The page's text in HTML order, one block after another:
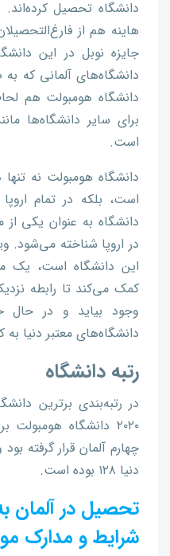
دانشگاه تحصیل
جایزه نوبل در این
دانشگاه‌های آلمانی که
دانشگاه هومبولت هم
برای سایر دانشگاه‌ها
است.
دانشگاه هومبولت نه
است، بلکه در تمام
دانشگاه به عنوان یکی
در اروپا شناخته می‌شود.
این دانشگاه است، یک
کمک می‌کند تا رابطه
وجود بیاید و در حال
دانشگاه‌های معتبر دنیا به
رتبه دانشگاه
دنیا ۱۲۸ بوده است.
تحصیل در آلمان
شرایط و مدارک